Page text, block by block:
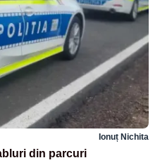
Ionuț Nichita
din parcuri